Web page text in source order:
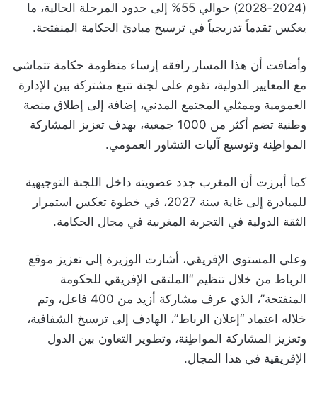
(2024-2028) حوالي 55% إلى حدود المرحلة الحالية، ما
يعكس تقدماً تدريجياً في ترسيخ مبادئ الحكامة المنفتحة.
وأضافت أن هذا المسار رافقه إرساء منظومة حكامة تتماشى
مع المعايير الدولية، تقوم على لجنة تتبع مشتركة بين الإدارة
العمومية وممثلي المجتمع المدني، إضافة إلى إطلاق منصة
وطنية تضم أكثر من 1000 جمعية، بهدف تعزيز المشاركة
المواطِنة وتوسيع آليات التشاور العمومي.
كما أبرزت أن المغرب جدد عضويته داخل اللجنة التوجيهية
للمبادرة إلى غاية سنة 2027، في خطوة تعكس استمرار
الثقة الدولية في التجربة المغربية في مجال الحكامة.
وعلى المستوى الإفريقي، أشارت الوزيرة إلى تعزيز موقع
الرباط من خلال تنظيم “الملتقى الإفريقي للحكومة
المنفتحة”، الذي عرف مشاركة أزيد من 400 فاعل، وتم
خلاله اعتماد “إعلان الرباط”، الهادف إلى ترسيخ الشفافية،
وتعزيز المشاركة المواطِنة، وتطوير التعاون بين الدول
الإفريقية في هذا المجال.